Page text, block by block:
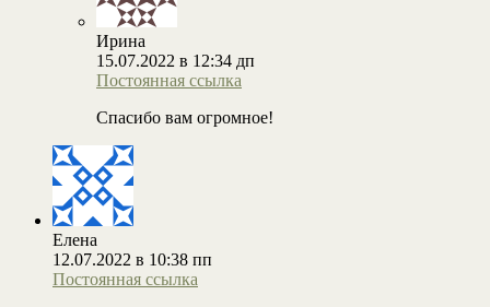
Ирина
15.07.2022 в 12:34 дп
Постоянная ссылка
Спасибо вам огромное!
Елена
12.07.2022 в 10:38 пп
Постоянная ссылка